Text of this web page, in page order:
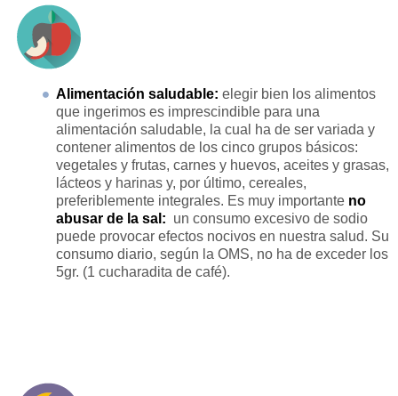
Alimentación saludable: elegir bien los alimentos
que ingerimos es imprescindible para una
alimentación saludable, la cual ha de ser variada y
contener alimentos de los cinco grupos básicos:
vegetales y frutas, carnes y huevos, aceites y grasas,
lácteos y harinas y, por último, cereales,
preferiblemente integrales. Es muy importante no
abusar de la sal: un consumo excesivo de sodio
puede provocar efectos nocivos en nuestra salud. Su
consumo diario, según la OMS, no ha de exceder los
5gr. (1 cucharadita de café).